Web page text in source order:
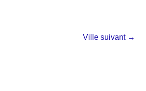
Ville suivant →